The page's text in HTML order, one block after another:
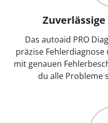
Das autoaid PRO
präzise
mit genauen
du alle Probleme